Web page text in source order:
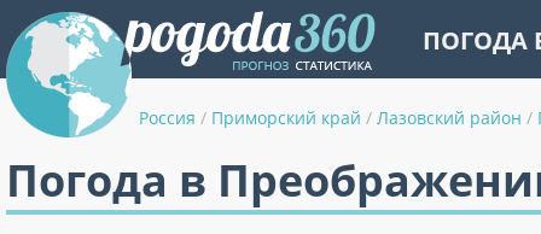
ПОГОДА
Россия / Приморский край / Лазовский район /
Погода в